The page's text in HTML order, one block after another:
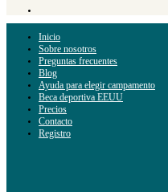
Inicio
Sobre nosotros
Preguntas frecuentes
Blog
Ayuda para elegir campamento
Beca deportiva EEUU
Precios
Contacto
Registro